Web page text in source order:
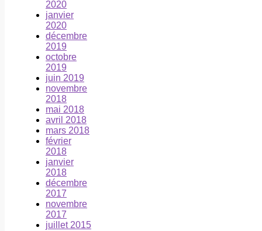
2020
janvier
2020
décembre
2019
octobre
2019
juin 2019
novembre
2018
mai 2018
avril 2018
mars 2018
février
2018
janvier
2018
décembre
2017
novembre
2017
juillet 2015